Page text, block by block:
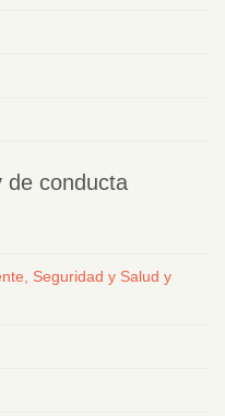
de conducta
Seguridad y Salud y